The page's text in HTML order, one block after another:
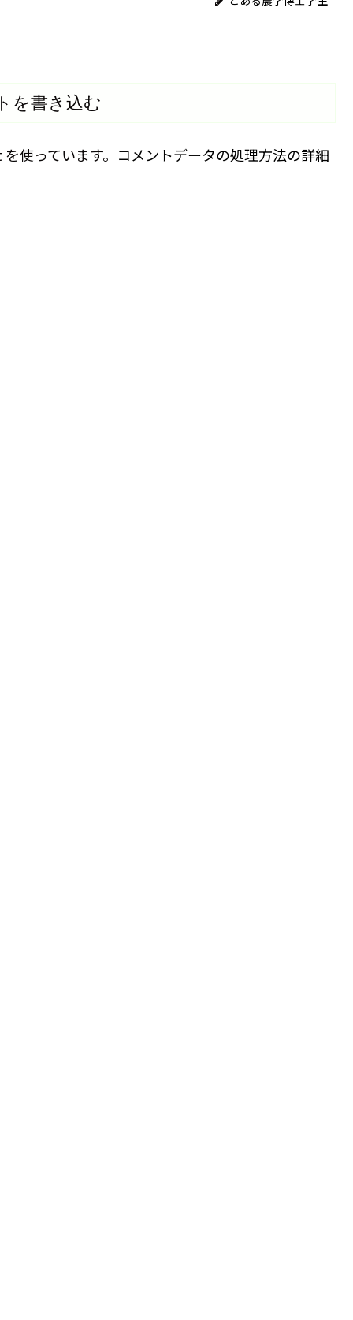
を書き込む
使っています。 コメントデータの処理方法の詳細